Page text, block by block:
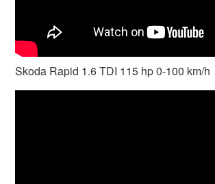
Skoda Rapid 1.6 TDI 115 hp 0-100 km/h